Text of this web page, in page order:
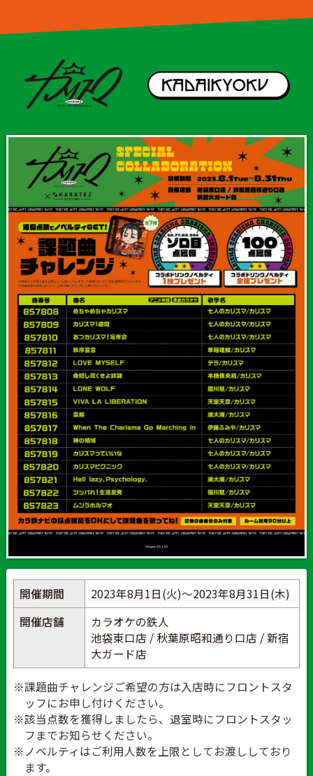
開催期間
2023年8月1日(火)～2023年8月31日(木)
開催店舗
カラオケの鉄人
池袋東口店 / 秋葉原昭和通り口店 / 新宿
大ガード店
※課題曲チャレンジご希望の方は入店時にフロントスタ
ッフにお申し付けください。
※該当点数を獲得しましたら、退室時にフロントスタッ
フまでお知らせください。
※ノベルティはご利用人数を上限としてお渡ししており
ます。